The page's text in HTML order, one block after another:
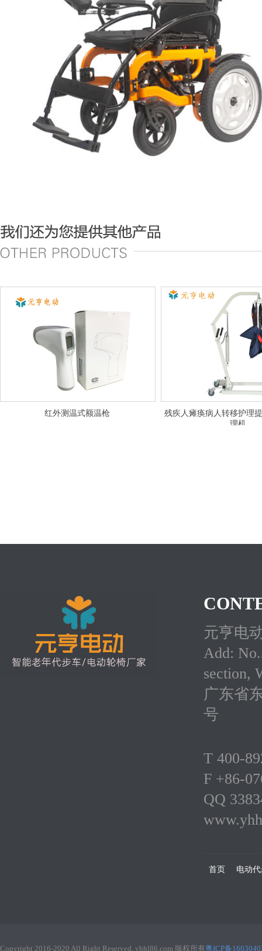
红外测温式额温枪
残疾人瘫痪病人转移护理
理机
元亨电
Add:
section,
广东省
号
T 400-
F +86-
QQ
首页 电动
Copyright 2016-2020 All Right Reserved. yhhl86.com 版权所有粤ICP备